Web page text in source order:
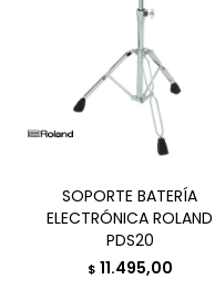
SOPORTE BATERÍA
ELECTRÓNICA ROLAND
PDS20
$ 11.495,00